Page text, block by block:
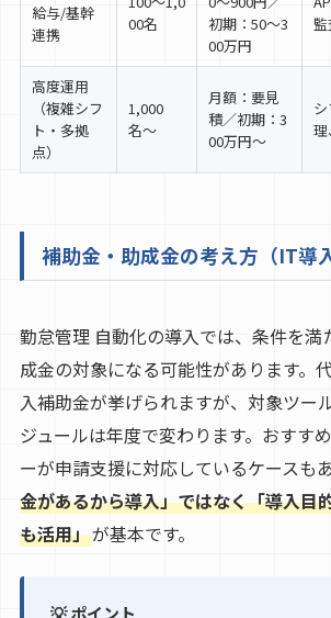
給与/基幹
連携
00名
初期：50〜3
00万円
高度運用
（複雑シフ
ト・多拠
点）
1,000
名〜
月額：要見
積／初期：3
00万円〜
理
補助金・助成金の考え方（IT導
勤怠管理 自動化の導入では、条件を満
成金の対象になる可能性があります。
入補助金が挙げられますが、対象ツー
ジュールは年度で変わります。おすす
ーが申請支援に対応しているケースもあ
金があるから導入」ではなく「導入目
も活用」が基本です。
💡 ポイント